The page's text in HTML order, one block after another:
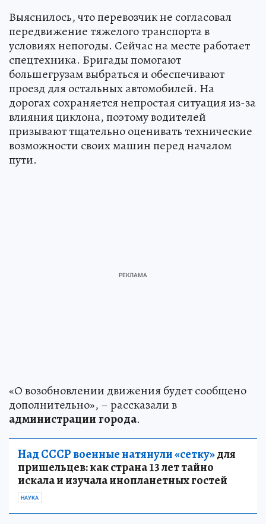
Выяснилось, что перевозчик не согласовал
передвижение тяжелого транспорта в
условиях непогоды. Сейчас на месте работает
спецтехника. Бригады помогают
большегрузам выбраться и обеспечивают
проезд для остальных автомобилей. На
дорогах сохраняется непростая ситуация из-за
влияния циклона, поэтому водителей
призывают тщательно оценивать технические
возможности своих машин перед началом
пути.
«О возобновлении движения будет сообщено
дополнительно», – рассказали в
администрациигорода.
Над СССР военные натянули «сетку»для
пришельцев: как страна 13 лет тайно
искала и изучала инопланетных гостей
НАУКА